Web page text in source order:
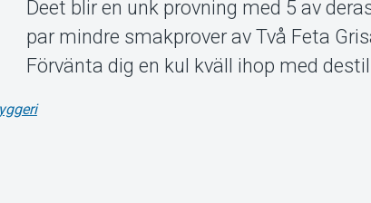
Deet blir en unk provning med 5 av
par mindre smakprover av Två Feta
Förvänta dig en kul kväll ihop med